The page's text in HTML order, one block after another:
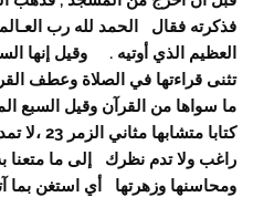
فذكرته فقال الحمد لله رب
العظيم الذي أوتيه . وقيل إنها
تثنى قراءتها في الصلاة وعطف
ما سواها من القرآن وقيل السبع
كتابا
راغب ولا تدم نظرك إلى ما متعنا
ومحاسنها وزهرتها أي استغن بما